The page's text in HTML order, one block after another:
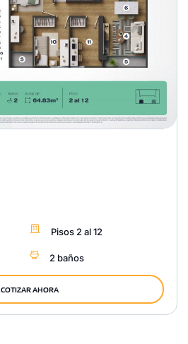
Pisos 2 al 12
2 baños
COTIZAR AHORA